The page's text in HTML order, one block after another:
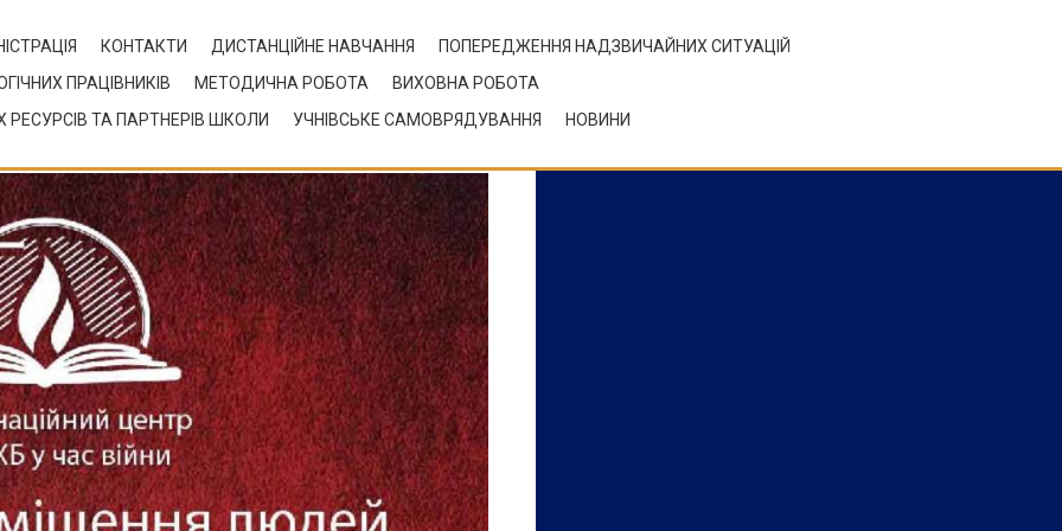
КОНТАКТИ ДИСТАНЦІЙНЕ НАВЧАННЯ
ПОПЕРЕДЖЕННЯ НАДЗВИЧАЙНИХ СИТУАЦІЙ
ПРАЦІВНИКІВ
МЕТОДИЧНА РОБОТА
ВИХОВНА РОБОТА
ТА ПАРТНЕРІВ ШКОЛИ
УЧНІВСЬКЕ САМОВРЯДУВАННЯ НОВИНИ
України